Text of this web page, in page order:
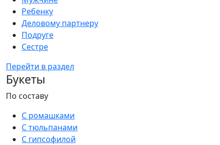
Ребенку
Деловому партнеру
Подруге
Сестре
Перейти в раздел
Букеты
По составу
С ромашками
С тюльпанами
С гипсофилой